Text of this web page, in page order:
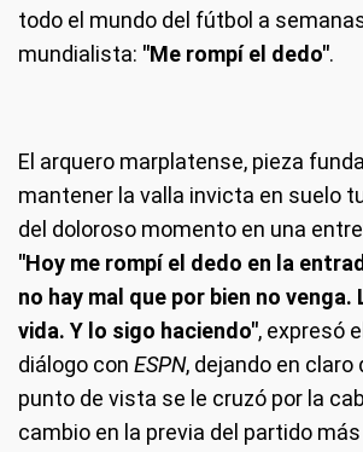
todo el mundo del fútbol a
mundialista: "Me rompí el dedo".
El arquero marplatense, pieza
mantener la valla invicta en suelo
del doloroso momento en una
"Hoy me rompí el dedo en la
no hay mal que por bien no venga.
vida. Y lo sigo haciendo", expresó
diálogo con ESPN, dejando en claro
punto de vista se le cruzó por la
cambio en la previa del partido